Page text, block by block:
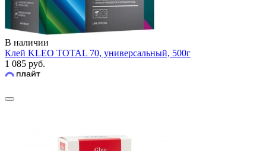
В наличии
Клей KLEO TOTAL 70, универсальный, 500г
1 085 руб.